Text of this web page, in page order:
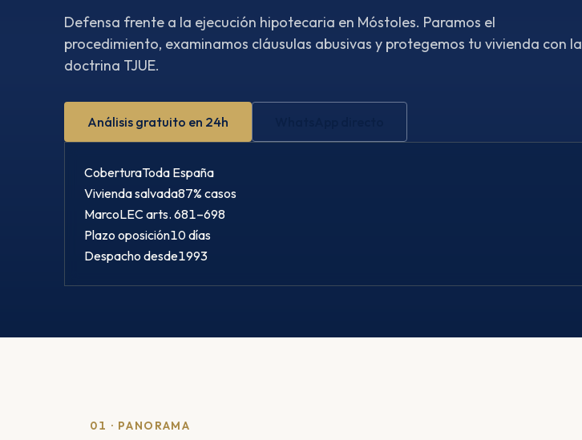
Defensa frente a la ejecución hipotecaria en Móstoles. Paramos el
procedimiento, examinamos cláusulas abusivas y protegemos tu vivienda con la
doctrina TJUE.
Análisis gratuito en 24h
CoberturaToda España
Vivienda salvada87% casos
MarcoLEC arts. 681–698
Plazo oposición10 días
Despacho desde1993
01 · PANORAMA